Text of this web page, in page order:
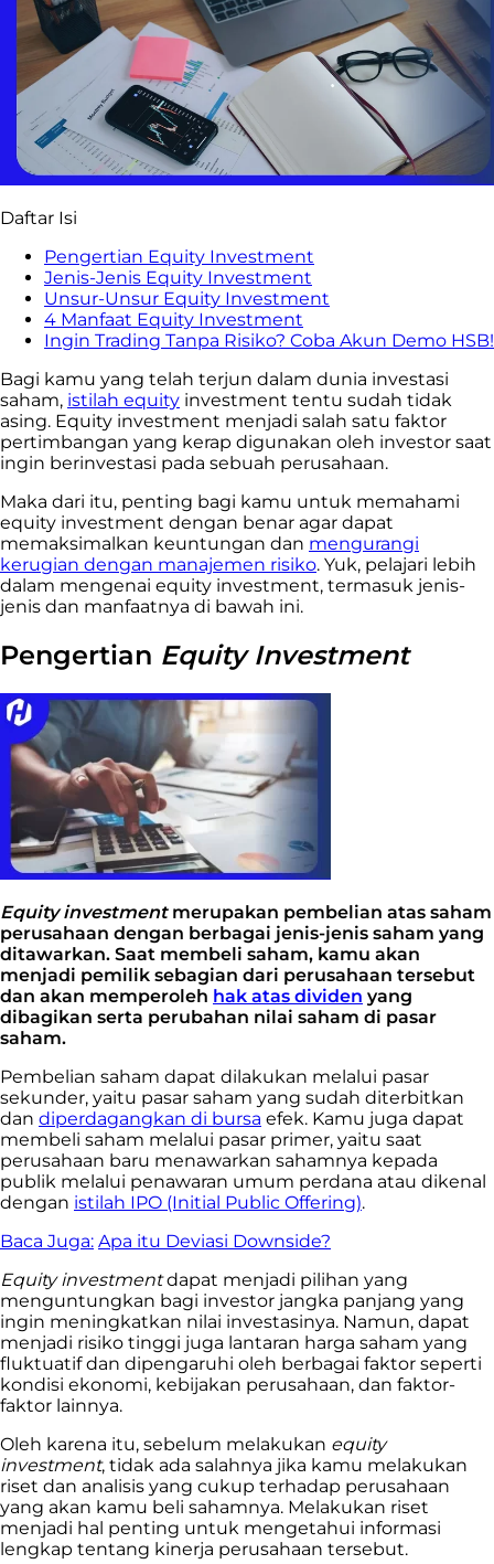
Daftar Isi
Pengertian Equity Investment
Jenis-Jenis Equity Investment
Unsur-Unsur Equity Investment
4 Manfaat Equity Investment
Ingin Trading Tanpa Risiko? Coba Akun Demo HSB!
Bagi kamu yang telah terjun dalam dunia investasi
saham, istilah equity investment tentu sudah tidak
asing. Equity investment menjadi salah satu faktor
pertimbangan yang kerap digunakan oleh investor saat
ingin berinvestasi pada sebuah perusahaan.
Maka dari itu, penting bagi kamu untuk memahami
equity investment dengan benar agar dapat
memaksimalkan keuntungan dan mengurangi
kerugian dengan manajemen risiko. Yuk, pelajari lebih
dalam mengenai equity investment, termasuk jenis-
jenis dan manfaatnya di bawah ini.
Pengertian Equity Investment
Equity investment merupakan pembelian atas saham
perusahaan dengan berbagai jenis-jenis saham yang
ditawarkan. Saat membeli saham, kamu akan
menjadi pemilik sebagian dari perusahaan tersebut
dan akan memperoleh hak atas dividen yang
dibagikan serta perubahan nilai saham di pasar
saham.
Pembelian saham dapat dilakukan melalui pasar
sekunder, yaitu pasar saham yang sudah diterbitkan
dan diperdagangkan di bursa efek. Kamu juga dapat
membeli saham melalui pasar primer, yaitu saat
perusahaan baru menawarkan sahamnya kepada
publik melalui penawaran umum perdana atau dikenal
dengan istilah IPO (Initial Public Offering).
Baca Juga: Apa itu Deviasi Downside?
Equity investmentdapat menjadi pilihan yang
menguntungkan bagi investor jangka panjang yang
ingin meningkatkan nilai investasinya. Namun, dapat
menjadi risiko tinggi juga lantaran harga saham yang
fluktuatif dan dipengaruhi oleh berbagai faktor seperti
kondisi ekonomi, kebijakan perusahaan, dan faktor-
faktor lainnya.
Oleh karena itu, sebelum melakukan equity
investment, tidak ada salahnya jika kamu melakukan
riset dan analisis yang cukup terhadap perusahaan
yang akan kamu beli sahamnya. Melakukan riset
menjadi hal penting untuk mengetahui informasi
lengkap tentang kinerja perusahaan tersebut.